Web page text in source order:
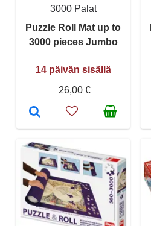
3000 Palat
Puzzle Roll Mat up to
3000 pieces Jumbo
14 päivän sisällä
26,00 €